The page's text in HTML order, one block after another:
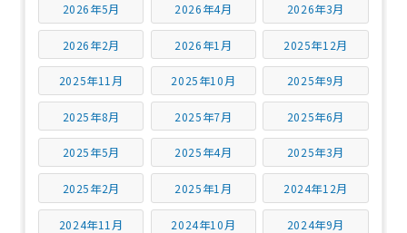
2026年5月 2026年4月 2026年3月
2026年2月 2026年1月 2025年12月
2025年11月 2025年10月 2025年9月
2025年8月 2025年7月 2025年6月
2025年5月 2025年4月 2025年3月
2025年2月 2025年1月 2024年12月
2024年11月 2024年10月 2024年9月